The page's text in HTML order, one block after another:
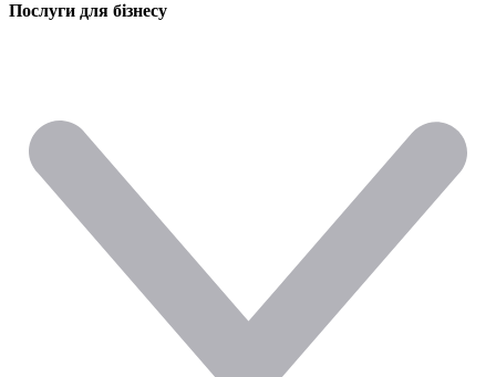
Послуги для бізнесу